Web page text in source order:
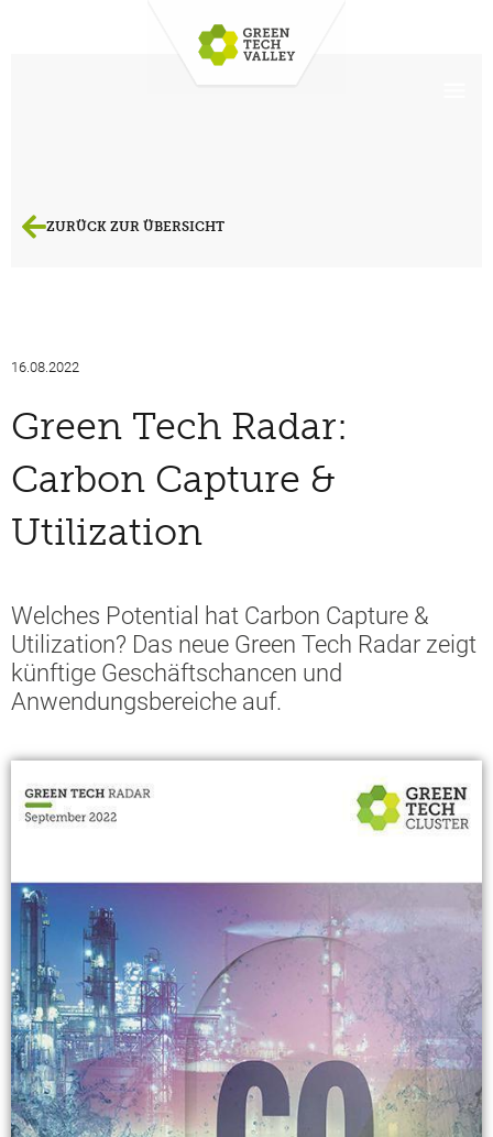
ZURÜCK ZUR ÜBERSICHT
16.08.2022
Green Tech Radar:
Carbon Capture &
Utilization
Welches Potential hat Carbon Capture &
Utilization? Das neue Green Tech Radar zeigt
künftige Geschäftschancen und
Anwendungsbereiche auf.